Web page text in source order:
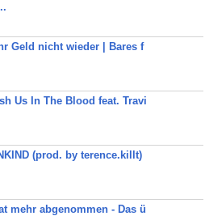
Geld nicht wieder | Bares f
Us In The Blood feat. Travi
(prod. by terence.killt)
mehr abgenommen - Das ü